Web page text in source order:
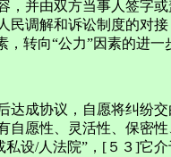
，并由双方当事人签字
民调解和诉讼制度的对
，转向“公力”因素的进一
达成协议，自愿将纠纷
自愿性、灵活性、保密
设/人法院”，[５３]它